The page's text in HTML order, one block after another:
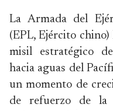
La Armada del
(EPL, Ejército
misil estratégico
hacia aguas del
un momento de
de refuerzo de la